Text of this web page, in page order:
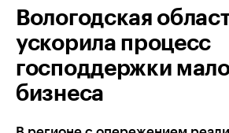
Вологодская
ускорила процесс
господдержки
бизнеса